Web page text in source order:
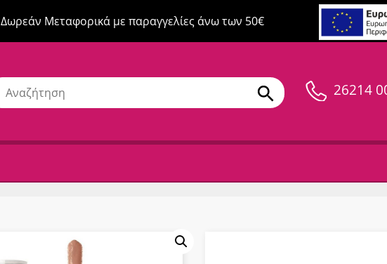
Δωρεάν Μεταφορικά με παραγγελίες άνω των 50€
26214